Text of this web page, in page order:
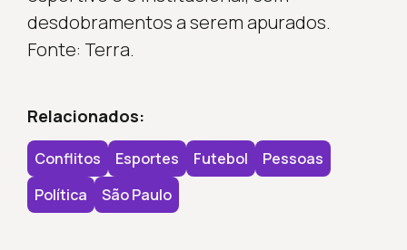
desdobramentos a serem apurados.
Fonte: Terra.
Relacionados:
Conflitos Esportes Futebol
Pessoas
Política
São Paulo